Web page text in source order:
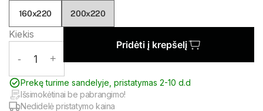
160x220 200x220
Kiekis
- 1 +
Pridėti į krepšelį
Prekę turime sandelyje, pristatymas 2-10 d.d
Išsimokėtinai be pabrangimo!
Nedidelė pristatymo kaina